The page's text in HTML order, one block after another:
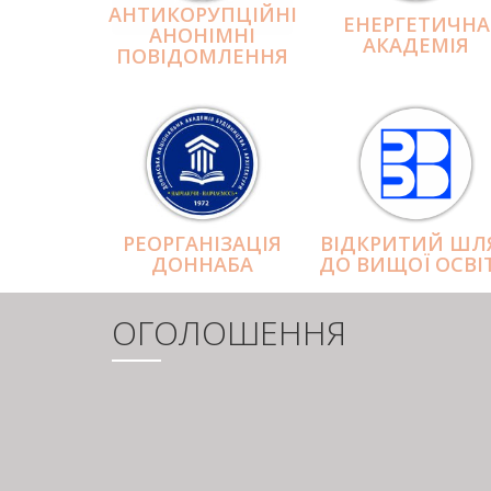
АНТИКОРУПЦІЙНІ
АНОНІМНІ
ПОВІДОМЛЕННЯ
ЕНЕРГЕТИЧНА
АКАДЕМІЯ
РЕОРГАНІЗАЦІЯ
ДОННАБА
ВІДКРИТИЙ
ДО ВИЩОЇ
ОГОЛОШЕННЯ